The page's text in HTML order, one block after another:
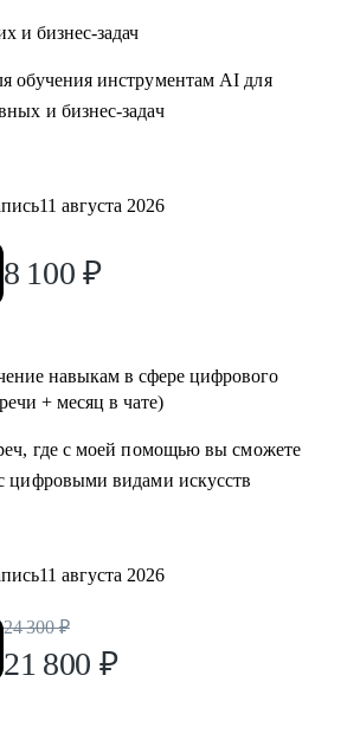
и бизнес-задач
обучения инструментам AI для
и бизнес-задач
11 августа 2026
8 100 ₽
навыкам в сфере цифрового
+ месяц в чате)
где с моей помощью вы сможете
цифровыми видами искусств
11 августа 2026
24 300 ₽
21 800 ₽